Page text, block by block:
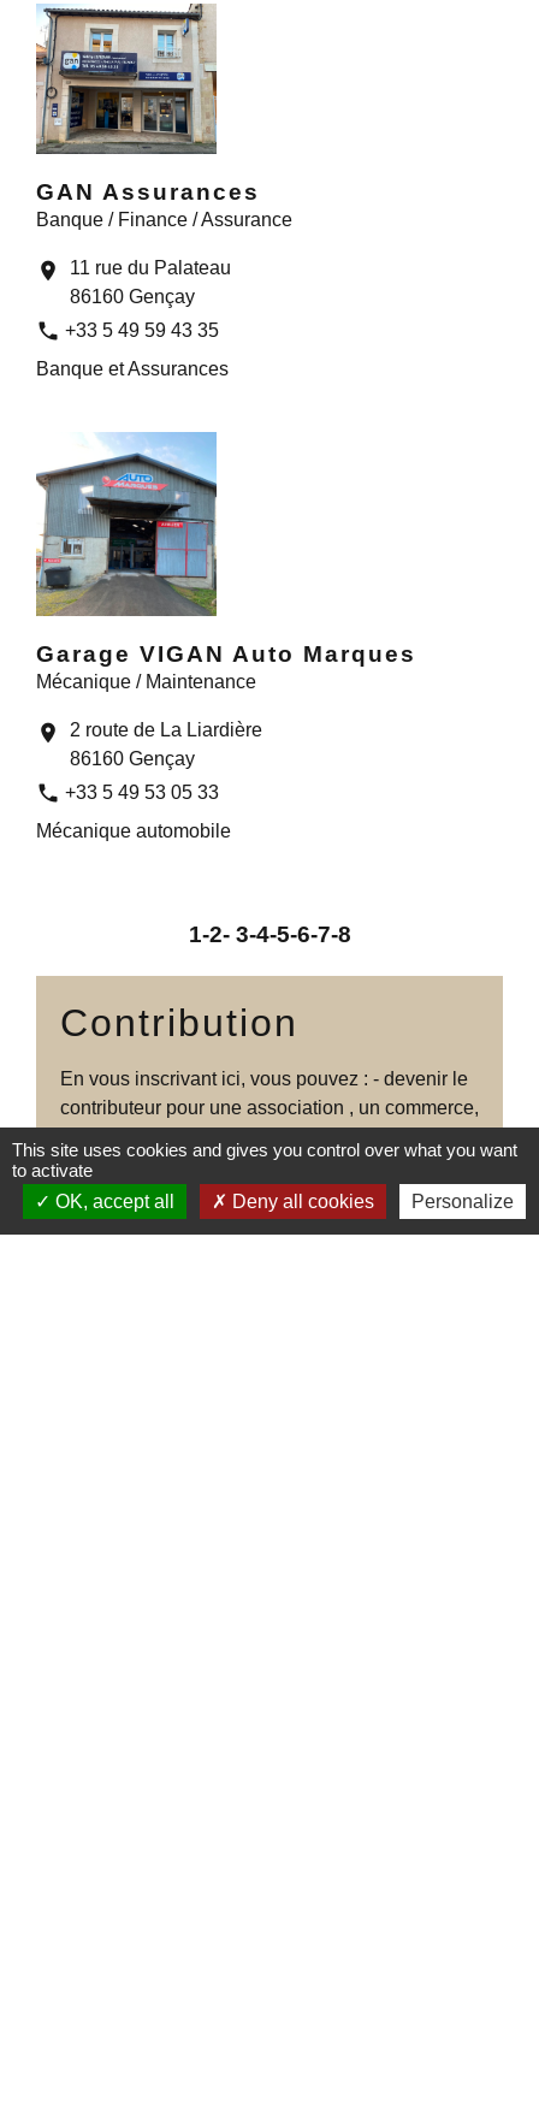
GAN Assurances
Banque / Finance / Assurance
location_on
11 rue du Palateau
86160 Gençay
phone +33 5 49 59 43 35
Banque et Assurances
Garage VIGAN Auto Marques
Mécanique / Maintenance
location_on
2 route de La Liardière
86160 Gençay
phone +33 5 49 53 05 33
Mécanique automobile
1-2- 3-4-5-6-7-8
Contribution
En vous inscrivant ici, vous pouvez : - devenir le
contributeur pour une association , un commerce,
en cliquant sur l'onglet "annonces de
covoiturage"
This site uses cookies and gives you control over what you want
to activate
OK, accept all
Deny all cookies Personalize